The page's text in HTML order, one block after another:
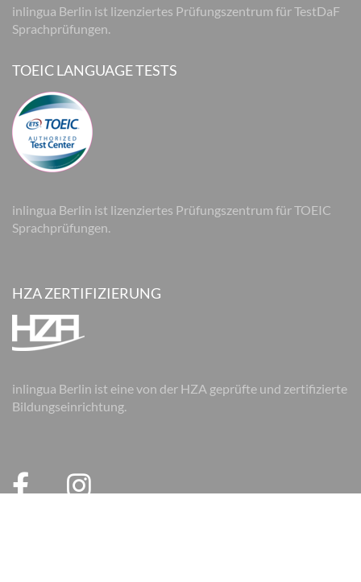
inlingua Berlin ist lizenziertes Prüfungszentrum für TestDaF
Sprachprüfungen.
TOEIC LANGUAGE TESTS
inlingua Berlin ist lizenziertes Prüfungszentrum für TOEIC
Sprachprüfungen.
HZA ZERTIFIZIERUNG
inlingua Berlin ist eine von der HZA geprüfte und zertifizierte
Bildungseinrichtung.